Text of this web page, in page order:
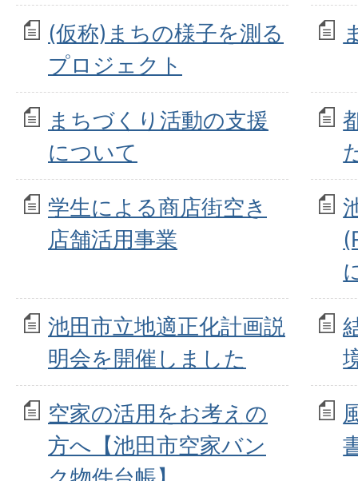
(仮称)まちの様子を測る
プロジェクト
まちづくり活動の支援
について
学生による商店街空き
店舗活用事業
池田市立地適正化計画説
明会を開催しました
空家の活用をお考えの
方へ【池田市空家バン